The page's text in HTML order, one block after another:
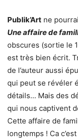
Publik’Art ne
Une affaire de
obscures (sortie le
est très bien écrit.
de l’auteur aussi
qui peut se révéler
détails… Mais des
qui nous captivent
Cette affaire de
longtemps ! Ca